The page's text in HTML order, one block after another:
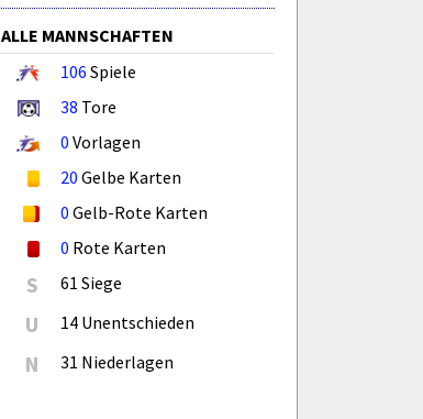
ALLE MANNSCHAFTEN
106 Spiele
38 Tore
0 Vorlagen
20 Gelbe Karten
0 Gelb-Rote Karten
0 Rote Karten
S 61 Siege
U 14 Unentschieden
N 31 Niederlagen